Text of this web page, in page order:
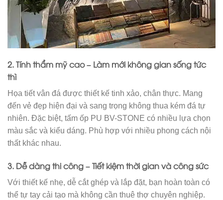
2. Tính thẩm mỹ cao – Làm mới không gian sống tức
thì
Họa tiết vân đá được thiết kế tinh xảo, chân thực. Mang
đến vẻ đẹp hiện đại và sang trọng không thua kém đá tự
nhiên. Đặc biệt, tấm ốp PU BV-STONE có nhiều lựa chọn
màu sắc và kiểu dáng. Phù hợp với nhiều phong cách nội
thất khác nhau.
3. Dễ dàng thi công – Tiết kiệm thời gian và công sức
Với thiết kế nhẹ, dễ cắt ghép và lắp đặt, bạn hoàn toàn có
thể tự tay cải tạo mà không cần thuê thợ chuyên nghiệp.